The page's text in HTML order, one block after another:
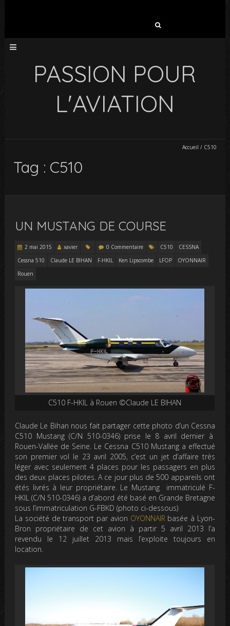
PASSION POUR
L'AVIATION
Accueil / C510
Tag : C510
UN MUSTANG DE COURSE
2 mai 2015 xavier 0 Commentaire C510
CESSNA
Cessna 510
Claude LE BIHAN F-HKIL Ken Lipscombe LFOP
OYONNAIR
Rouen
C510 F-HKIL à Rouen ©Claude LE BIHAN
Claude Le Bihan nous fait partager cette photo d’un Cessna
C510 Mustang (C/N 510-0346) prise le 8 avril dernier à
Rouen-Vallée de Seine. Le Cessna C510 Mustang a effectué
son premier vol le 23 avril 2005, c’est un jet d’affaire très
léger avec seulement 4 places pour les passagers en plus
des deux places pilotes. A ce jour plus de 500 appareils ont
étés livrés à leur propriétaire. Le Mustang immatriculé F-
HKIL (C/N 510-0346) a d’abord été basé en Grande Bretagne
sous l’immatriculation G-FBKD (photo ci-dessous)
La société de transport par avion OYONNAIRbasée à Lyon-
Bron propriétaire de cet avion à partir 5 avril 2013 l’a
revendu le 12 juillet 2013 mais l’exploite toujours en
location.